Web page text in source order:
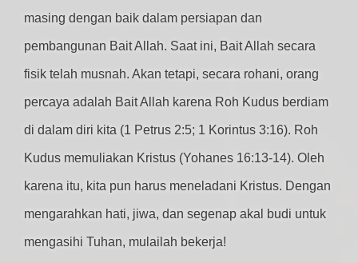
masing dengan baik dalam persiapan dan
pembangunan Bait Allah. Saat ini, Bait Allah secara
fisik telah musnah. Akan tetapi, secara rohani, orang
percaya adalah Bait Allah karena Roh Kudus berdiam
di dalam diri kita (1 Petrus 2:5; 1 Korintus 3:16). Roh
Kudus memuliakan Kristus (Yohanes 16:13-14). Oleh
karena itu, kita pun harus meneladani Kristus. Dengan
mengarahkan hati, jiwa, dan segenap akal budi untuk
mengasihi Tuhan, mulailah bekerja!